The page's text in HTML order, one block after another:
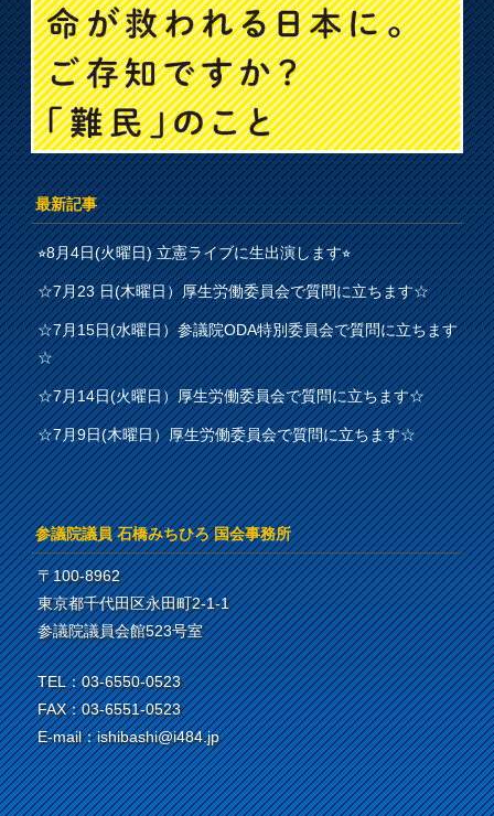
最新記事
⭐︎8月4日(火曜日) 立憲ライブに生出演します⭐︎
☆7月23 日(木曜日）厚生労働委員会で質問に立ちます☆
☆7月15日(水曜日）参議院ODA特別委員会で質問に立ちます
☆
☆7月14日(火曜日）厚生労働委員会で質問に立ちます☆
☆7月9日(木曜日）厚生労働委員会で質問に立ちます☆
参議院議員 石橋みちひろ 国会事務所
〒100-8962
東京都千代田区永田町2-1-1
参議院議員会館523号室
TEL：03-6550-0523
FAX：03-6551-0523
E-mail：ishibashi@i484.jp